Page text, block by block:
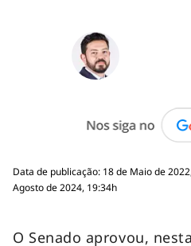
Data de publicação: 18 de Maio de
Agosto de 2024, 19:34h
O Senado aprovou,